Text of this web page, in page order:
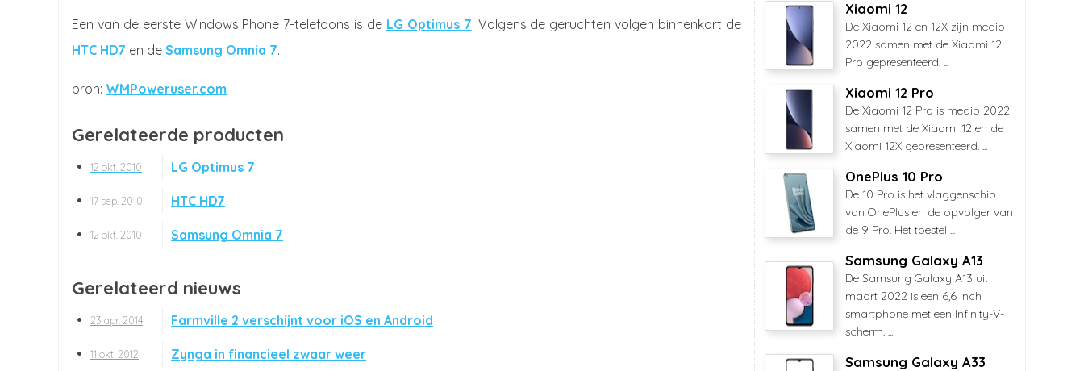
Een van de eerste Windows Phone 7-telefoons is de LG Optimus 7. Volgens de geruchten volgen binnenkort de
HTC HD7 en de Samsung Omnia 7.
WMPoweruser.com
Gerelateerde producten
12 okt. 2010 LG Optimus 7
17 sep. 2010 HTC HD7
12 okt. 2010 Samsung Omnia 7
Gerelateerd nieuws
23 apr. 2014 Farmville 2 verschijnt voor iOS en Android
11 okt. 2012 Zynga in financieel zwaar weer
Xiaomi 12
De Xiaomi 12 en 12X zijn medio
2022 samen met de Xiaomi 12
Pro gepresenteerd. ...
Xiaomi 12 Pro
De Xiaomi 12 Pro is medio 2022
samen met de Xiaomi 12 en de
Xiaomi 12X gepresenteerd. ...
OnePlus 10 Pro
De 10 Pro is het vlaggenschip
van OnePlus en de opvolger van
de 9 Pro. Het toestel ...
Samsung Galaxy A13
De Samsung Galaxy A13 uit
maart 2022 is een 6,6 inch
smartphone met een Infinity-V-
scherm. ...
Samsung Galaxy A33